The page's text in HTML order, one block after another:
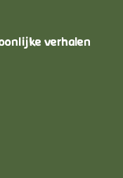
verhalen